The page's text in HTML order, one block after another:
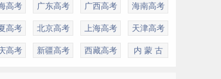
高考 广东高考 广西高考 海南高考
高考 北京高考 上海高考 天津高考
高考 新疆高考 西藏高考 内 蒙 古